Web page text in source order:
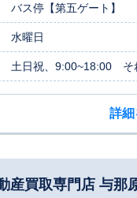
バス停【第五ゲート】
水曜日
土日祝、9:00~18:00 そ
詳細
産買取専門店 与那